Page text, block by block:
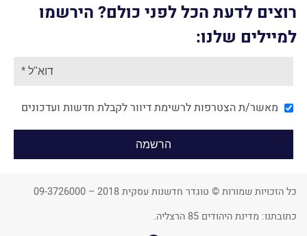
רוצים לדעת הכל לפני כולם? הירשמו
למיילים שלנו:
מאשר/ת הצטרפות לרשימת דיוור לקבלת חדשות ועדכונים
כל הזכויות שמורות © טוגדר חדשנות עסקית 2018 – 09-3726000
כתובתנו: מדינת היהודים 85 הרצליה.